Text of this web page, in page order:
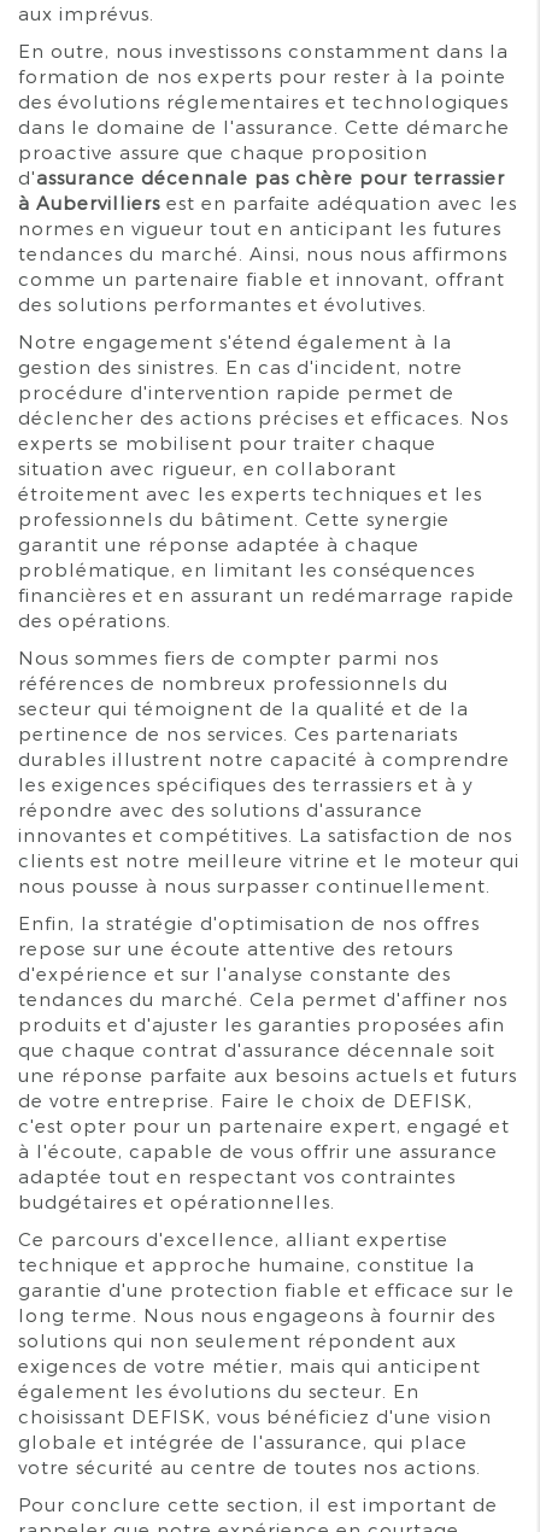
aux imprévus.
En outre, nous investissons constamment dans la
formation de nos experts pour rester à la pointe
des évolutions réglementaires et technologiques
dans le domaine de l'assurance. Cette démarche
proactive assure que chaque proposition
d'assurance décennale pas chère pour terrassier
à Aubervilliers est en parfaite adéquation avec les
normes en vigueur tout en anticipant les futures
tendances du marché. Ainsi, nous nous affirmons
comme un partenaire fiable et innovant, offrant
des solutions performantes et évolutives.
Notre engagement s'étend également à la
gestion des sinistres. En cas d'incident, notre
procédure d'intervention rapide permet de
déclencher des actions précises et efficaces. Nos
experts se mobilisent pour traiter chaque
situation avec rigueur, en collaborant
étroitement avec les experts techniques et les
professionnels du bâtiment. Cette synergie
garantit une réponse adaptée à chaque
problématique, en limitant les conséquences
financières et en assurant un redémarrage rapide
des opérations.
Nous sommes fiers de compter parmi nos
références de nombreux professionnels du
secteur qui témoignent de la qualité et de la
pertinence de nos services. Ces partenariats
durables illustrent notre capacité à comprendre
les exigences spécifiques des terrassiers et à y
répondre avec des solutions d'assurance
innovantes et compétitives. La satisfaction de nos
clients est notre meilleure vitrine et le moteur qui
nous pousse à nous surpasser continuellement.
Enfin, la stratégie d'optimisation de nos offres
repose sur une écoute attentive des retours
d'expérience et sur l'analyse constante des
tendances du marché. Cela permet d'affiner nos
produits et d'ajuster les garanties proposées afin
que chaque contrat d'assurance décennale soit
une réponse parfaite aux besoins actuels et futurs
de votre entreprise. Faire le choix de DEFISK,
c'est opter pour un partenaire expert, engagé et
à l'écoute, capable de vous offrir une assurance
adaptée tout en respectant vos contraintes
budgétaires et opérationnelles.
Ce parcours d'excellence, alliant expertise
technique et approche humaine, constitue la
garantie d'une protection fiable et efficace sur le
long terme. Nous nous engageons à fournir des
solutions qui non seulement répondent aux
exigences de votre métier, mais qui anticipent
également les évolutions du secteur. En
choisissant DEFISK, vous bénéficiez d'une vision
globale et intégrée de l'assurance, qui place
votre sécurité au centre de toutes nos actions.
Pour conclure cette section, il est important de